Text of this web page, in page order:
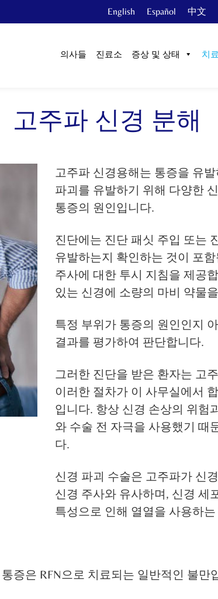
English Español 中文
의사들 진료소 증상 및 상태 치료
고주파 신경 분해
고주파 신경용해는 통증을 유
파괴를 유발하기 위해 다양한
통증의 원인입니다.
진단에는 진단 패싯 주입 또는
유발하는지 확인하는 것이 포
주사에 대한 투시 지침을 제공
있는 신경에 ​​소량의 마비 약물
특정 부위가 통증의 원인인지
결과를 평가하여 판단합니다.
그러한 진단을 받은 환자는 고
이러한 절차가 이 사무실에서
입니다. 항상 신경 손상의 위험
와 수술 전 자극을 사용했기 때
다.
신경 파괴 수술은 고주파가 신
신경 주사와 유사하며, 신경 세
특성으로 인해 열열을 사용하
증은 RFN으로 치료되는 일반적인 불만